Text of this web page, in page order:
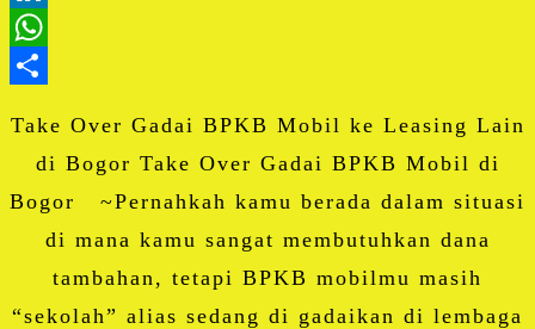
Take Over Gadai BPKB Mobil ke Leasing Lain
di Bogor Take Over Gadai BPKB Mobil di
Bogor ~Pernahkah kamu berada dalam situasi
di mana kamu sangat membutuhkan dana
tambahan, tetapi BPKB mobilmu masih
“sekolah” alias sedang di gadaikan di lembaga